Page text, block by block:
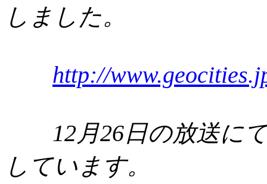
しました。
http://
12月26日の放送にて
しています。